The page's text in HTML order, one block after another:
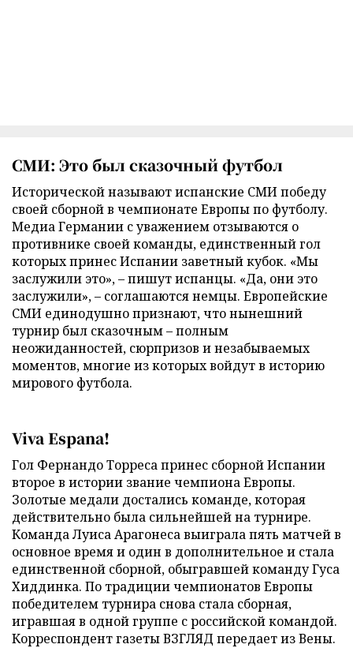
СМИ: Это был сказочный футбол
Исторической называют испанские СМИ победу
своей сборной в чемпионате Европы по футболу.
Медиа Германии с уважением отзываются о
противнике своей команды, единственный гол
которых принес Испании заветный кубок. «Мы
заслужили это», – пишут испанцы. «Да, они это
заслужили», – соглашаются немцы. Европейские
СМИ единодушно признают, что нынешний
турнир был сказочным – полным
неожиданностей, сюрпризов и незабываемых
моментов, многие из которых войдут в историю
мирового футбола.
Viva Espana!
Гол Фернандо Торреса принес сборной Испании
второе в истории звание чемпиона Европы.
Золотые медали достались команде, которая
действительно была сильнейшей на турнире.
Команда Луиса Арагонеса выиграла пять матчей в
основное время и один в дополнительное и стала
единственной сборной, обыгравшей команду Гуса
Хиддинка. По традиции чемпионатов Европы
победителем турнира снова стала сборная,
игравшая в одной группе с российской командой.
Корреспондент газеты ВЗГЛЯД передает из Вены.